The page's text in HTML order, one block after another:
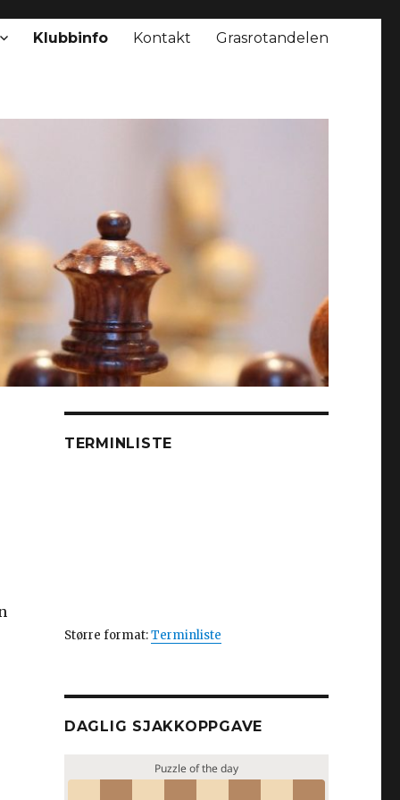
Klubbinfo Kontakt Grasrotandelen
TERMINLISTE
Større format:Terminliste
DAGLIG SJAKKOPPGAVE